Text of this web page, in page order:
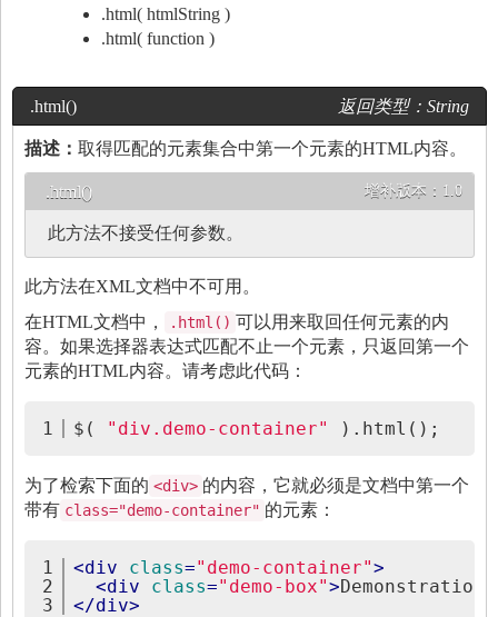
.html( htmlString )
.html( function )
.html() 返回类型： String
描述： 取得匹配的元素集合中第一个元素的HTML内容。
增补版本： 1.0
.html()
此方法不接受任何参数。
此方法在XML文档中不可用。
在HTML文档中，
.html() 可以用来取回任何元素的内
容。如果选择器表达式匹配不止一个元素，只返回第一个
元素的HTML内容。请考虑此代码：
1 $( "div.demo-container" ).html();
为了检索下面的 <div> 的内容，它就必须是文档中第一个
带有 class="demo-container" 的元素：
1
2
3
<div class="demo-container">
<div class="demo-box">Demonstration
</div>